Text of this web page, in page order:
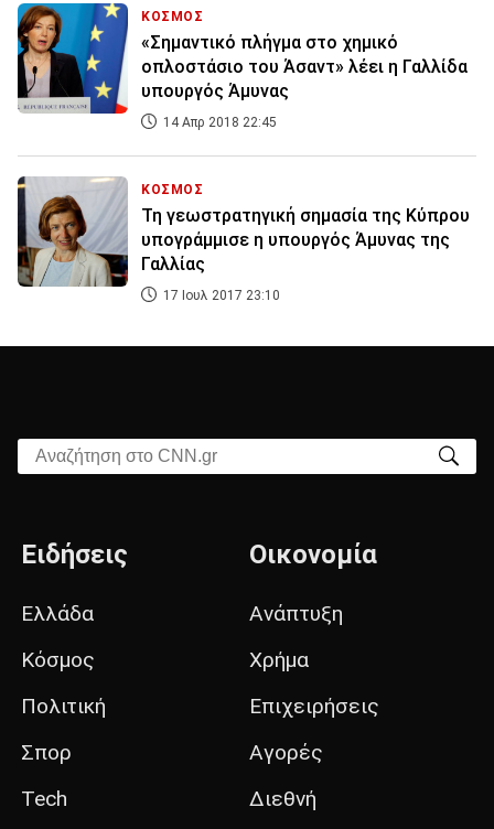
ΚΟΣΜΟΣ
«Σημαντικό πλήγμα στο χημικό
οπλοστάσιο του Άσαντ» λέει η Γαλλίδα
υπουργός Άμυνας
14 Απρ 2018 22:45
ΚΟΣΜΟΣ
Τη γεωστρατηγική σημασία της Κύπρου
υπογράμμισε η υπουργός Άμυνας της
Γαλλίας
17 Ιουλ 2017 23:10
Αναζήτηση στο CNN.gr
Ειδήσεις
Ελλάδα
Κόσμος
Πολιτική
Σπορ
Tech
Οικονομία
Ανάπτυξη
Χρήμα
Επιχειρήσεις
Αγορές
Διεθνή